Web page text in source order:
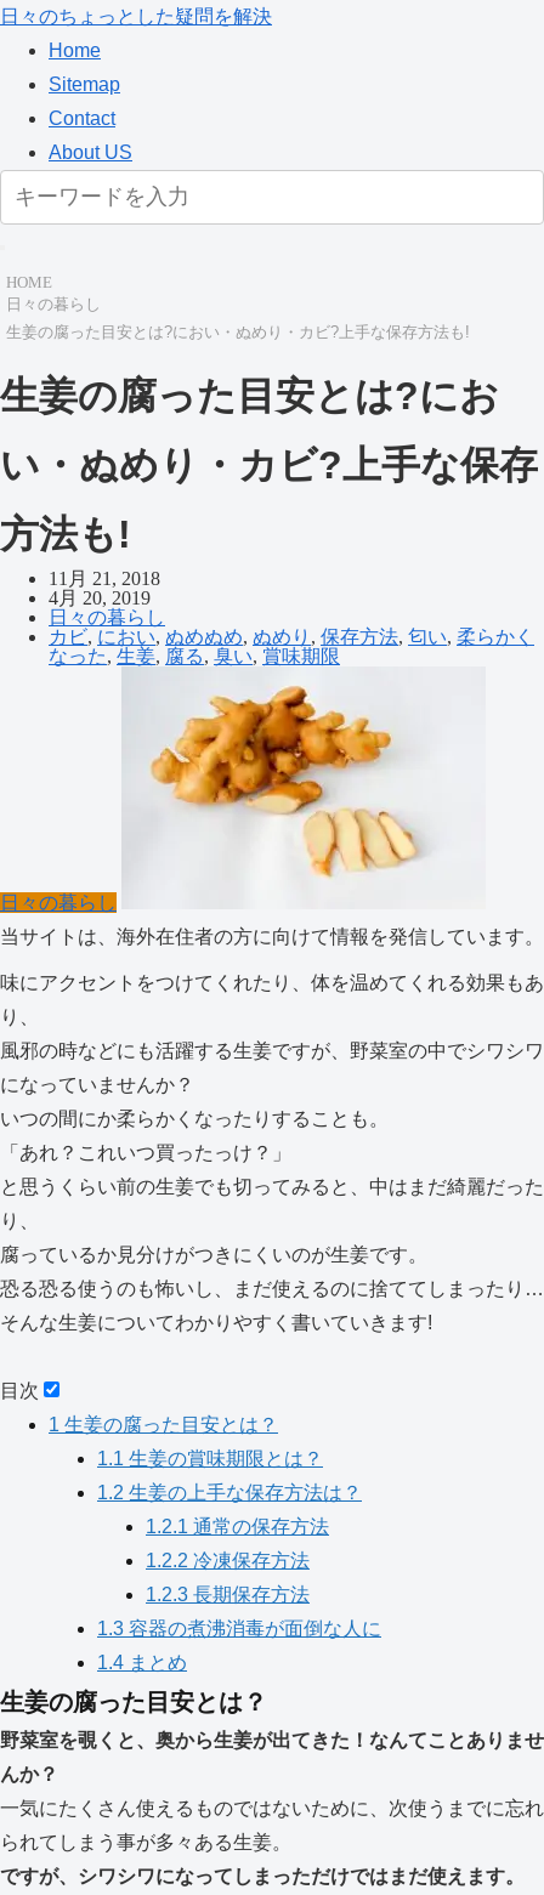
日々のちょっとした疑問を解決
Home
Sitemap
Contact
About US
HOME
日々の暮らし
生姜の腐った目安とは?におい・ぬめり・カビ?上手な保存方法も!
生姜の腐った目安とは?にお
い・ぬめり・カビ?上手な保存
方法も!
11月 21, 2018
4月 20, 2019
日々の暮らし
カビ, におい, ぬめぬめ, ぬめり , 保存方法, 匂い, 柔らかく
なった, 生姜, 腐る, 臭い, 賞味期限
日々の暮らし
当サイトは、海外在住者の方に向けて情報を発信しています。
味にアクセントをつけてくれたり、体を温めてくれる効果もあ
り、
風邪の時などにも活躍する生姜ですが、野菜室の中でシワシワ
になっていませんか？
いつの間にか柔らかくなったりすることも。
「あれ？これいつ買ったっけ？」
と思うくらい前の生姜でも切ってみると、中はまだ綺麗だった
り、
腐っているか見分けがつきにくいのが生姜です。
恐る恐る使うのも怖いし、まだ使えるのに捨ててしまったり…
そんな生姜についてわかりやすく書いていきます!
目次
1 生姜の腐った目安とは？
1.1 生姜の賞味期限とは？
1.2 生姜の上手な保存方法は？
1.2.1 通常の保存方法
1.2.2 冷凍保存方法
1.2.3 長期保存方法
1.3 容器の煮沸消毒が面倒な人に
1.4 まとめ
生姜の腐った目安とは？
野菜室を覗くと、奥から生姜が出てきた！なんてことありませ
んか？
一気にたくさん使えるものではないために、次使うまでに忘れ
られてしまう事が多々ある生姜。
ですが、シワシワになってしまっただけではまだ使えます。